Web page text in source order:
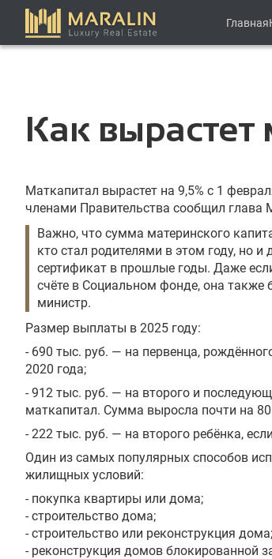
Главная
Как вырастет
Маткапитал вырастет на 9,5% с 1
членами Правительства сообщил глава
Важно, что сумма материнского
кто стал родителями в этом году, но
сертификат в прошлые годы. Даже
счёте в Социальном фонде, она также
министр.
Размер выплаты в 2025 году:
- 690 тыс. руб. — на первенца,
2020 года;
- 912 тыс. руб. — на второго и
маткапитал. Сумма выросла почти на
- 222 тыс. руб. — на второго ребёнка,
Один из самых популярных способов
жилищных условий:
- покупка квартиры или дома;
- строительство дома;
- строительство или реконструкция дома;
- реконструкция домов блокированной